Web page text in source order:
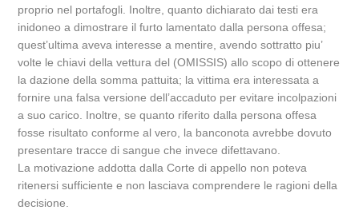
proprio nel portafogli. Inoltre, quanto dichiarato dai testi era
inidoneo a dimostrare il furto lamentato dalla persona offesa;
quest’ultima aveva interesse a mentire, avendo sottratto piu’
volte le chiavi della vettura del (OMISSIS) allo scopo di ottenere
la dazione della somma pattuita; la vittima era interessata a
fornire una falsa versione dell’accaduto per evitare incolpazioni
a suo carico. Inoltre, se quanto riferito dalla persona offesa
fosse risultato conforme al vero, la banconota avrebbe dovuto
presentare tracce di sangue che invece difettavano.
La motivazione addotta dalla Corte di appello non poteva
ritenersi sufficiente e non lasciava comprendere le ragioni della
decisione.